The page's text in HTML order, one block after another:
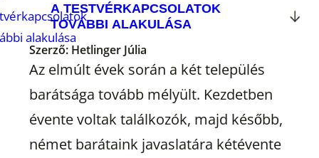
A TESTVÉRKAPCSOLATOK
TOVÁBBI ALAKULÁSA
Szerző: Hetlinger Júlia
Az elmúlt évek során a két település
barátsága tovább mélyült. Kezdetben
évente voltak találkozók, majd később,
német barátaink javaslatára kétévente